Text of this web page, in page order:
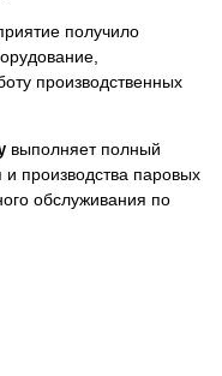
получило
производственных
выполняет полный
производства паровых
обслуживания по